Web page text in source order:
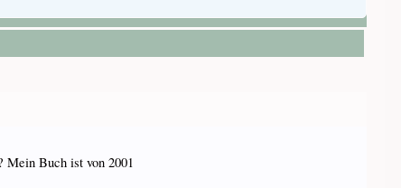
Mein Buch ist von 2001